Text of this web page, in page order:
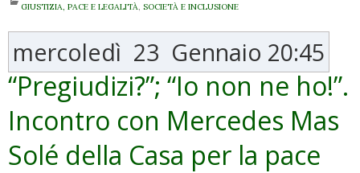
GIUSTIZIA, PACE E LEGALITÀ, SOCIETÀ E INCLUSIONE
mercoledì 23 Gennaio 20:45
“Pregiudizi?”; “Io non ne ho!”.
Incontro con Mercedes Mas
Solé della Casa per la pace